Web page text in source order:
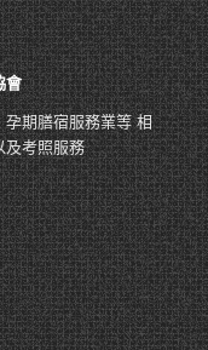
會
期膳宿服務業等 相
及考照服務